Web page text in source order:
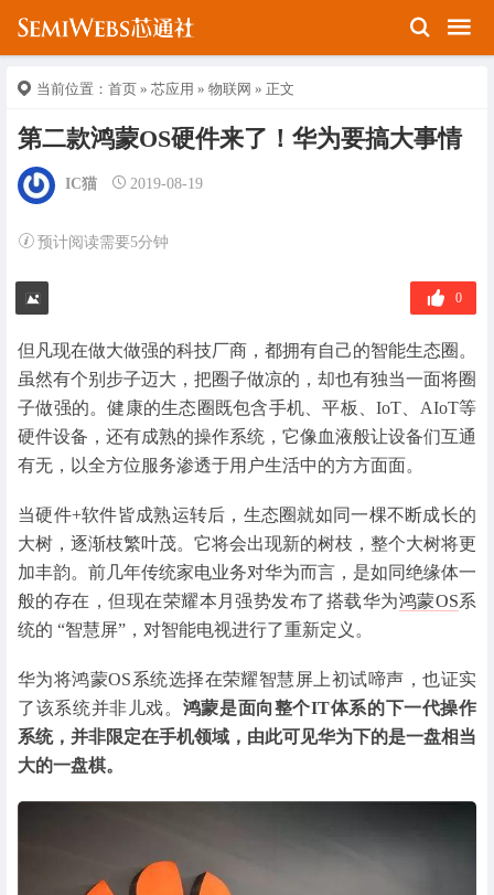
当前位置： 首页 » 芯应用 » 物联网 » 正文
第二款鸿蒙OS硬件来了！华为要搞大事情
IC猫 2019-08-19
预计阅读需要5分钟
0
但凡现在做大做强的科技厂商，都拥有自己的智能生态圈。
虽然有个别步子迈大，把圈子做凉的，却也有独当一面将圈
子做强的。健康的生态圈既包含手机、平板、IoT、AIoT等
硬件设备，还有成熟的操作系统，它像血液般让设备们互通
有无，以全方位服务渗透于用户生活中的方方面面。
当硬件+软件皆成熟运转后，生态圈就如同一棵不断成长的
大树，逐渐枝繁叶茂。它将会出现新的树枝，整个大树将更
加丰韵。前几年传统家电业务对华为而言，是如同绝缘体一
般的存在，但现在荣耀本月强势发布了搭载华为鸿蒙OS系
统的 “智慧屏”，对智能电视进行了重新定义。
华为将鸿蒙OS系统选择在荣耀智慧屏上初试啼声，也证实
了该系统并非儿戏。 鸿蒙是面向整个IT体系的下一代操作
系统，并非限定在手机领域，由此可见华为下的是一盘相当
大的一盘棋。